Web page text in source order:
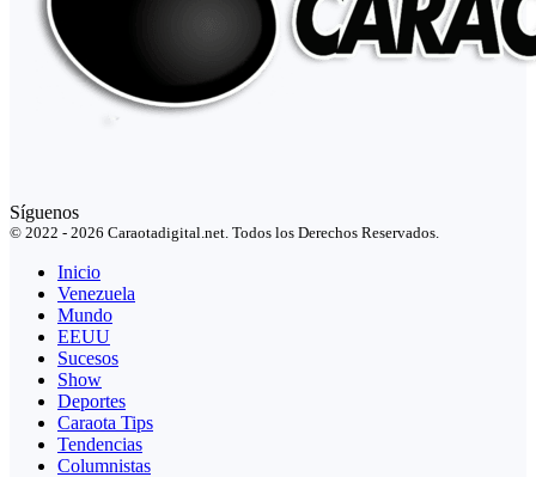
Síguenos
© 2022 - 2026 Caraotadigital.net. Todos los Derechos Reservados.
Inicio
Venezuela
Mundo
EEUU
Sucesos
Show
Deportes
Caraota Tips
Tendencias
Columnistas